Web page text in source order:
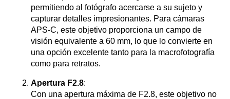
permitiendo al fotógrafo acercarse a su sujeto y
capturar detalles impresionantes. Para cámaras
APS-C, este objetivo proporciona un campo de
visión equivalente a 60 mm, lo que lo convierte en
una opción excelente tanto para la macrofotografía
como para retratos.
Apertura F2.8:
Con una apertura máxima de F2.8, este objetivo no